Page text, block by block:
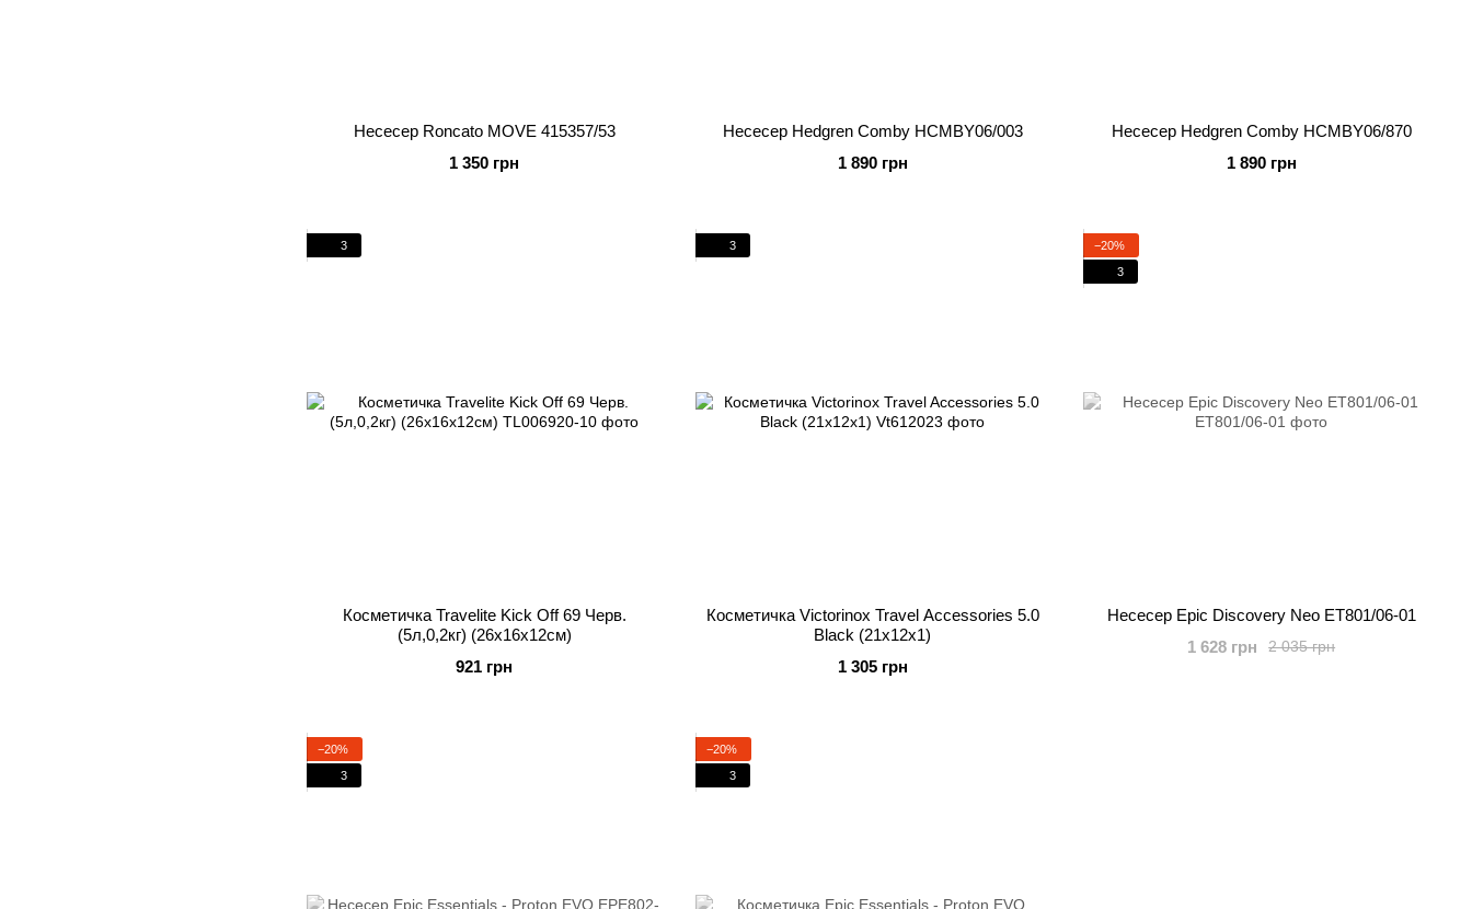
Несесер Roncato MOVE 415357/53
1 350 грн
Несесер Hedgren Comby HCMBY06/003
1 890 грн
Несесер Hedgren Comby HCMBY06/870
1 890 грн
3
Косметичка Travelite Kick Off 69 Черв.
(5л,0,2кг) (26x16x12см)
921 грн
3
Косметичка Victorinox Travel Accessories 5.0
Black (21x12x1)
1 305 грн
−20%
3
Несесер Epic Discovery Neo ET801/06-01
2 035 грн
1 628 грн
−20%
3
−20%
3